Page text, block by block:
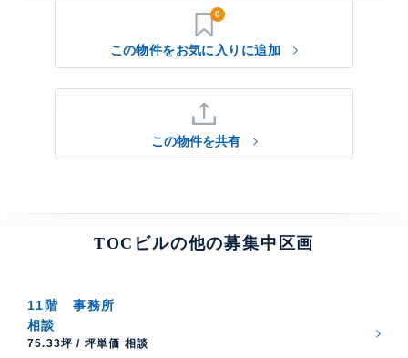
0
この物件を共有
TOCビルの他の募集中区画
11階事務所
相談
75.33坪 / 坪単価 相談